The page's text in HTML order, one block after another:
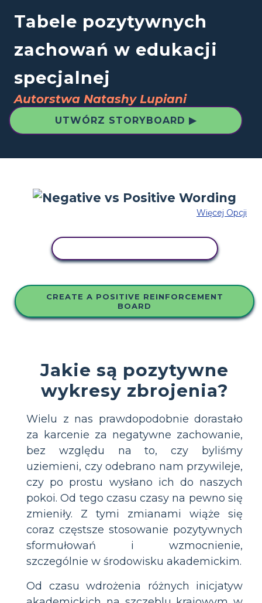
Tabele pozytywnych
zachowań w edukacji
specjalnej
Autorstwa Natashy Lupiani
UTWÓRZ STORYBOARD ▶
Więcej Opcji
CREATE A POSITIVE REINFORCEMENT
BOARD
Jakie są pozytywne
wykresy zbrojenia?
Wielu z nas prawdopodobnie dorastało
za karcenie za negatywne zachowanie,
bez względu na to, czy byliśmy
uziemieni, czy odebrano nam przywileje,
czy po prostu wysłano ich do naszych
pokoi. Od tego czasu czasy na pewno się
zmieniły. Z tymi zmianami wiąże się
coraz częstsze stosowanie pozytywnych
sformułowań i wzmocnienie,
szczególnie w środowisku akademickim.
Od czasu wdrożenia różnych inicjatyw